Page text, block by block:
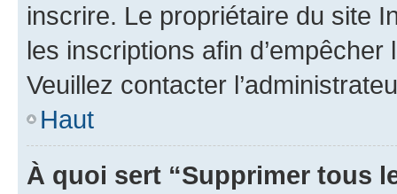
inscrire. Le propriétaire du site
les inscriptions afin
Veuillez contacter
Haut
À quoi sert “Supprimer tous